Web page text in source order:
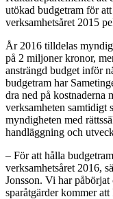
utökad budgetram för
verksamhetsåret 2015
År 2016 tilldelas
på 2 miljoner kronor,
ansträngd budget inför
budgetram har
dra ned på kostnaderna
verksamheten samtidigt
myndigheten med
handläggning och
– För att hålla
verksamhetsåret 2016,
Jonsson. Vi har
sparåtgärder kommer